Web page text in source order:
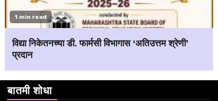
1 min read
विद्या निकेतनच्या डी. फार्मसी विभागास ‘अतिउत्तम श्रेणी’
प्रदान
बातमी शोधा